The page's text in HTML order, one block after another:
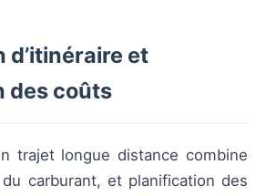
d’itinéraire et
des coûts
trajet longue distance combine
carburant, et planification des